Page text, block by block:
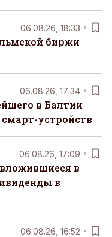
06.08.26, 18:33
биржи
06.08.26, 17:34
в Балтии
устройств
06.08.26, 17:09
в
в
06.08.26, 16:52